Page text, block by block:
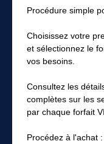
Procédure simple
Choisissez votre
et sélectionnez le
vos besoins.
Consultez les
complètes sur les
par chaque forfait
Procédez à l'achat